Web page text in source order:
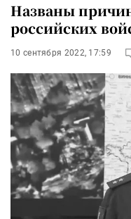
Названы
российских
10 сентября 2022, 17:59